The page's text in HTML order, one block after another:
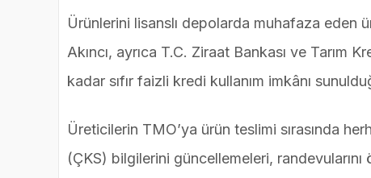
Ürünlerini lisanslı depolarda muhafaza eden
Akıncı, ayrıca T.C. Ziraat Bankası ve Tarım
kadar sıfır faizli kredi kullanım imkânı
Üreticilerin TMO’ya ürün teslimi sırasında
(ÇKS) bilgilerini güncellemeleri,